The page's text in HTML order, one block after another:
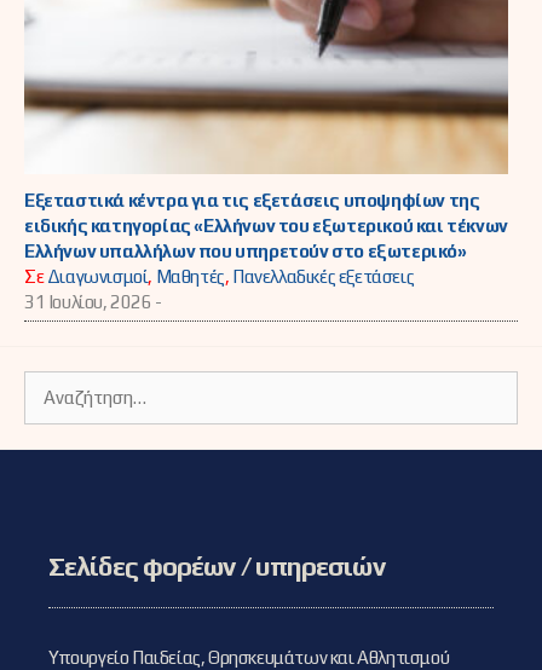
Εξεταστικά κέντρα για τις εξετάσεις υποψηφίων της
ειδικής κατηγορίας «Ελλήνων του εξωτερικού και τέκνων
Ελλήνων υπαλλήλων που υπηρετούν στο εξωτερικό»
ΣεΔιαγωνισμοί, Μαθητές, Πανελλαδικές εξετάσεις
31 Ιουλίου, 2026 -
για:
Σελίδες φορέων / υπηρεσιών
Υπουργείο Παιδείας, Θρησκευμάτων και Αθλητισμού